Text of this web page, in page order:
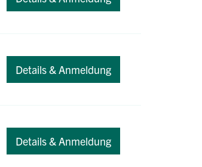
Details & Anmeldung
Details & Anmeldung